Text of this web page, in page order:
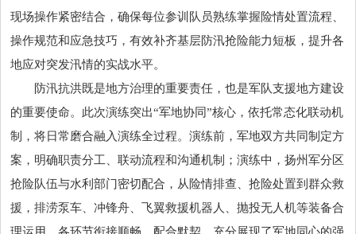
现场操作紧密结合，确保每位参训队员熟练掌握险情处置流程、
操作规范和应急技巧，有效补齐基层防汛抢险能力短板，提升各
地应对突发汛情的实战水平。
防汛抗洪既是地方治理的重要责任，也是军队支援地方建设
的重要使命。此次演练突出“军地协同”核心，依托常态化联动机
制，将日常磨合融入演练全过程。演练前，军地双方共同制定方
案，明确职责分工、联动流程和沟通机制；演练中，扬州军分区
抢险队伍与水利部门密切配合，从险情排查、抢险处置到群众救
援，排涝泵车、冲锋舟、飞翼救援机器人、抛投无人机等装备合
理运用，各环节衔接顺畅、配合默契，充分展现了军地同心的强